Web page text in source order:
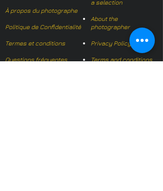
À propos du photographe
Politique de Confidentialité
Termes et conditions
Questions fréquentes
a selection
About the
photographer
Privacy Policy
Terms and conditions